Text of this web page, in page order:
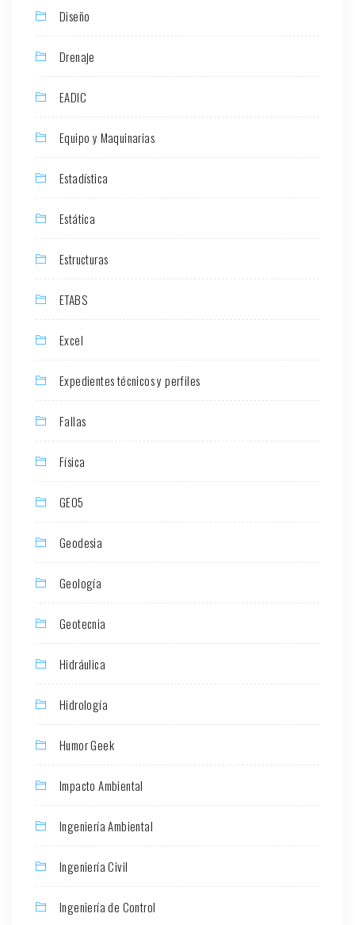
Diseño
Drenaje
EADIC
Equipo y Maquinarias
Estadística
Estática
Estructuras
ETABS
Excel
Expedientes técnicos y perfiles
Fallas
Física
GEO5
Geodesia
Geología
Geotecnia
Hidráulica
Hidrología
Humor Geek
Impacto Ambiental
Ingeniería Ambiental
Ingeniería Civil
Ingeniería de Control